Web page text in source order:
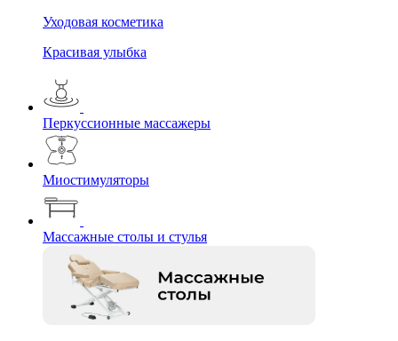
Уходовая косметика
Красивая улыбка
Перкуссионные массажеры
Миостимуляторы
Массажные столы и стулья